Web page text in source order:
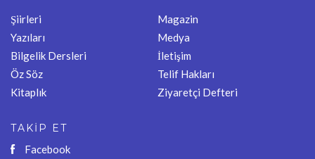
Şiirleri
Yazıları
Bilgelik Dersleri
Öz Söz
Kitaplık
Magazin
Medya
İletişim
Telif Hakları
Ziyaretçi Defteri
TAKİP ET
Facebook